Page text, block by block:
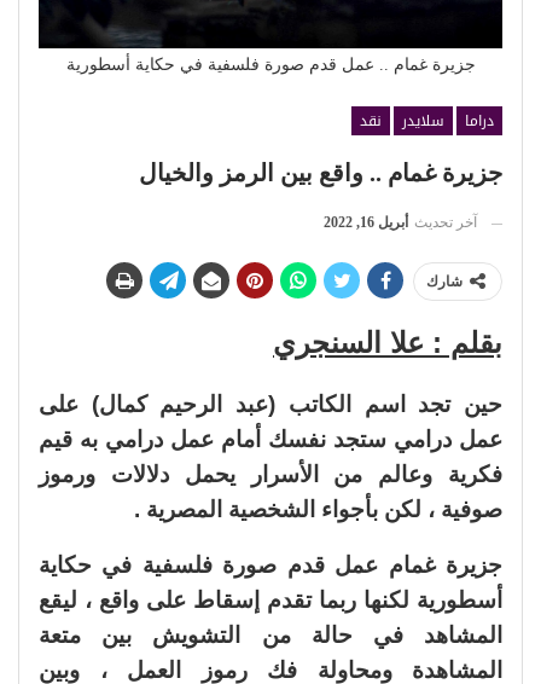
جزيرة غمام .. عمل قدم صورة فلسفية في حكاية أسطورية
دراما سلايدر
نقد
جزيرة غمام .. واقع بين الرمز والخيال
آخر تحديث أبريل 16, 2022
شارك
بقلم : علا السنجري
حين تجد اسم الكاتب (عبد الرحيم كمال) على
عمل درامي ستجد نفسك أمام عمل درامي به قيم
فكرية وعالم من الأسرار يحمل دلالات ورموز
صوفية ، لكن بأجواء الشخصية المصرية .
جزيرة غمام عمل قدم صورة فلسفية في حكاية
أسطورية لكنها ربما تقدم إسقاط على واقع ، ليقع
المشاهد في حالة من التشويش بين متعة
المشاهدة ومحاولة فك رموز العمل ، وبين